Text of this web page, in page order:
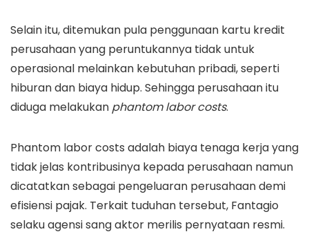
Selain itu, ditemukan pula penggunaan kartu kredit
perusahaan yang peruntukannya tidak untuk
operasional melainkan kebutuhan pribadi, seperti
hiburan dan biaya hidup. Sehingga perusahaan itu
diduga melakukan phantom labor costs.
Phantom labor costs adalah biaya tenaga kerja yang
tidak jelas kontribusinya kepada perusahaan namun
dicatatkan sebagai pengeluaran perusahaan demi
efisiensi pajak. Terkait tuduhan tersebut, Fantagio
selaku agensi sang aktor merilis pernyataan resmi.